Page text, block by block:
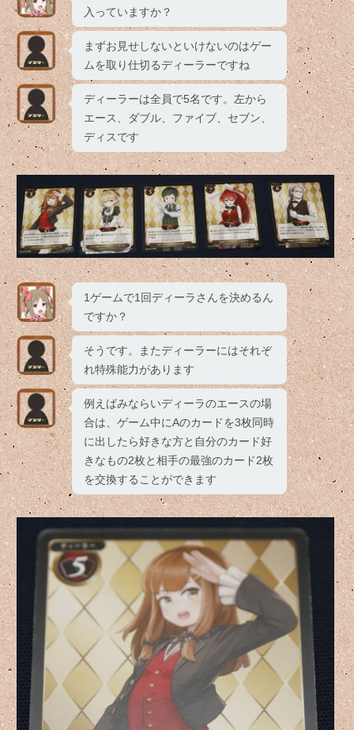
入っていますか？
まずお見せしないといけないのはゲー
ムを取り仕切るディーラーですね
ディーラーは全員で5名です。左から
エース、ダブル、ファイブ、セブン、
ディスです
1ゲームで1回ディーラさんを決めるん
ですか？
そうです。またディーラーにはそれぞ
れ特殊能力があります
例えばみならいディーラのエースの場
合は、ゲーム中にAのカードを3枚同時
に出したら好きな方と自分のカード好
きなもの2枚と相手の最強のカード2枚
を交換することができます